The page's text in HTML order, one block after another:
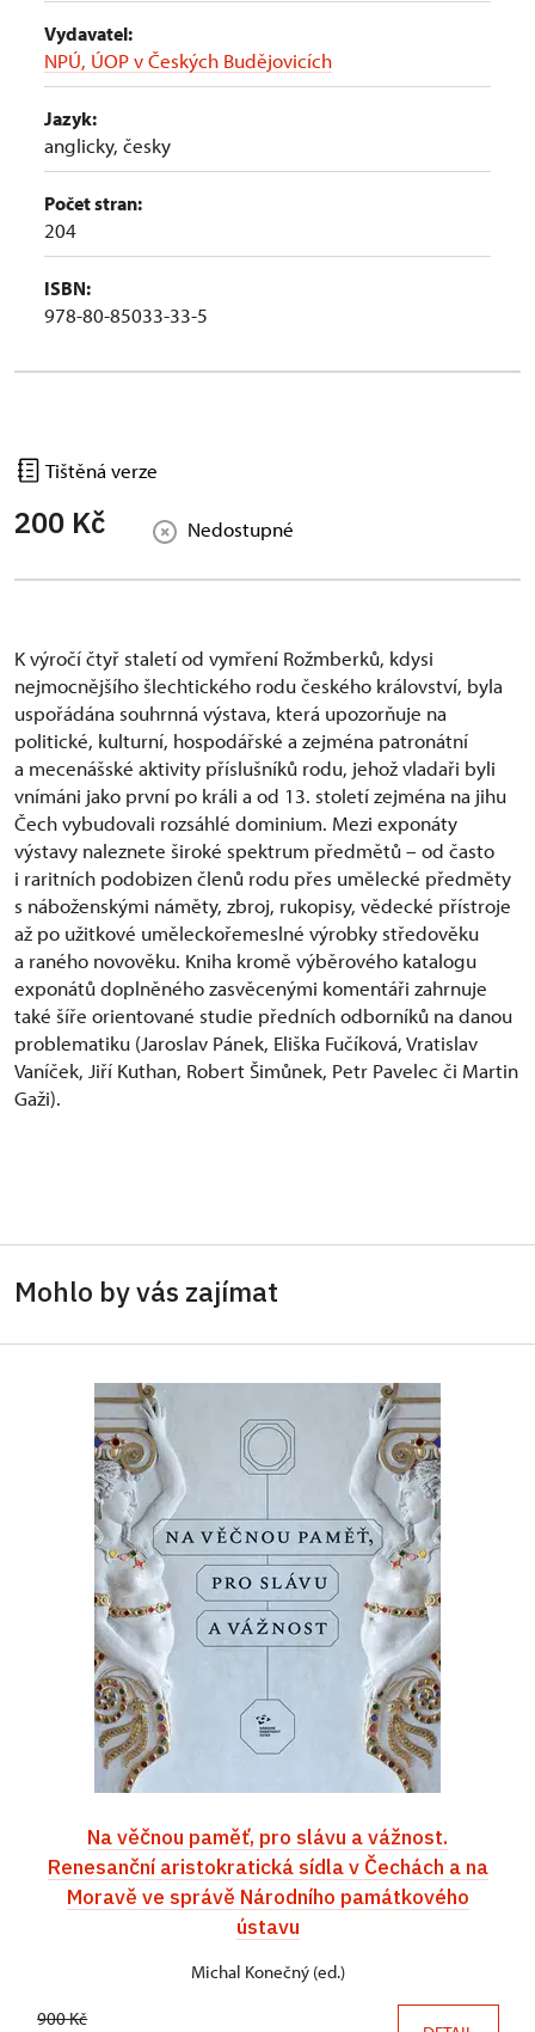
Vydavatel:
NPÚ, ÚOP v Českých Budějovicích
Jazyk:
anglicky, česky
Počet stran:
204
ISBN:
978-80-85033-33-5
Tištěná verze
200 Kč Nedostupné
K výročí čtyř staletí od vymření Rožmberků, kdysi
nejmocnějšího šlechtického rodu českého království, byla
uspořádána souhrnná výstava, která upozorňuje na
politické, kulturní, hospodářské a zejména patronátní
a mecenášské aktivity příslušníků rodu, jehož vladaři byli
vnímáni jako první po králi a od 13. století zejména na jihu
Čech vybudovali rozsáhlé dominium. Mezi exponáty
výstavy naleznete široké spektrum předmětů – od často
i raritních podobizen členů rodu přes umělecké předměty
s náboženskými náměty, zbroj, rukopisy, vědecké přístroje
až po užitkové uměleckořemeslné výrobky středověku
a raného novověku. Kniha kromě výběrového katalogu
exponátů doplněného zasvěcenými komentáři zahrnuje
také šíře orientované studie předních odborníků na danou
problematiku (Jaroslav Pánek, Eliška Fučíková, Vratislav
Vaníček, Jiří Kuthan, Robert Šimůnek, Petr Pavelec či Martin
Gaži).
Mohlo by vás zajímat
Na věčnou paměť, pro slávu a vážnost.
Renesanční aristokratická sídla v Čechách a na
Moravě ve správě Národního památkového
ústavu
Michal Konečný (ed.)
900 Kč